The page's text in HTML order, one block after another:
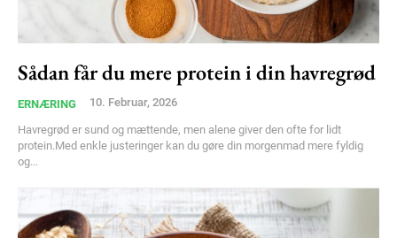
YEARLY PRICING MONTHLY PRICING
Sådan får du mere protein i din havregrød
ERNÆRING 10. Februar, 2026
Havregrød er sund og mættende, men alene giver den ofte for lidt
protein.Med enkle justeringer kan du gøre din morgenmad mere fyldig
og...